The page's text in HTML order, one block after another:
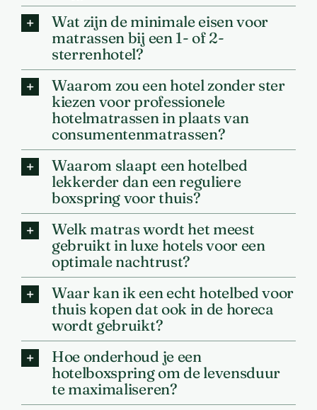
Wat zijn de minimale eisen voor
matrassen bij een 1- of 2-
sterrenhotel?
Waarom zou een hotel zonder ster
kiezen voor professionele
hotelmatrassen in plaats van
consumentenmatrassen?
Waarom slaapt een hotelbed
lekkerder dan een reguliere
boxspring voor thuis?
Welk matras wordt het meest
gebruikt in luxe hotels voor een
optimale nachtrust?
Waar kan ik een echt hotelbed voor
thuis kopen dat ook in de horeca
wordt gebruikt?
Hoe onderhoud je een
hotelboxspring om de levensduur
te maximaliseren?